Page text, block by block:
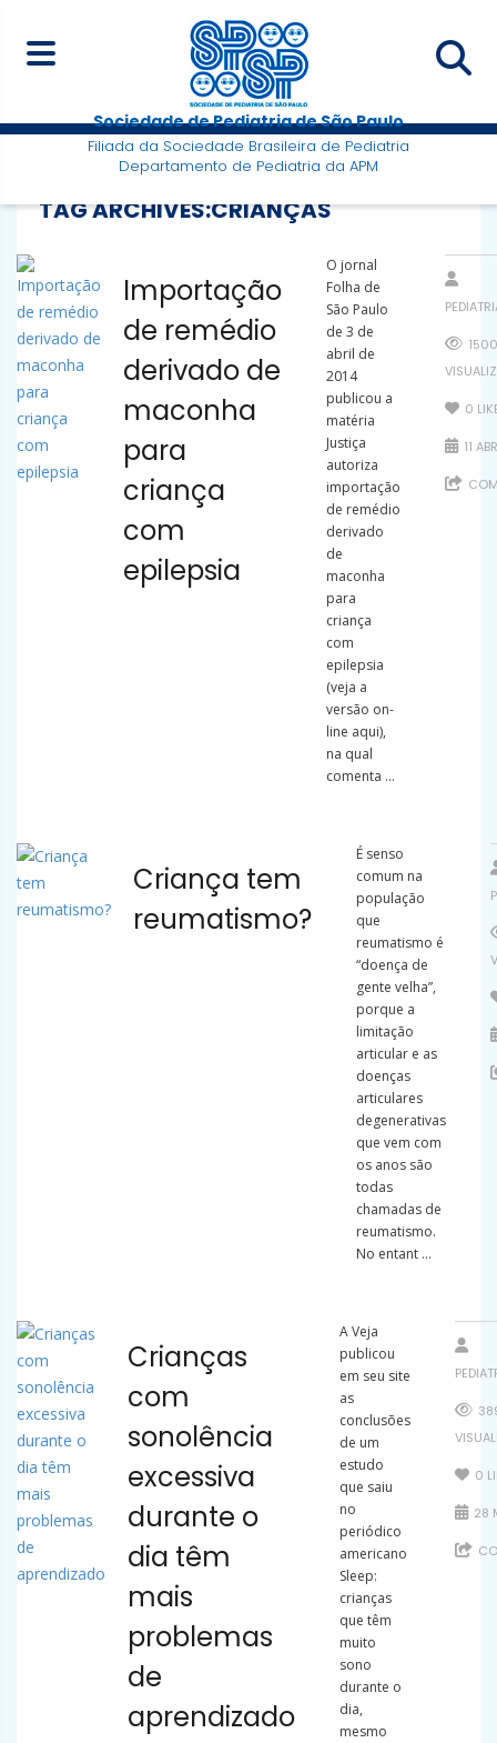
Sociedade de Pediatria de São Paulo
Filiada da Sociedade Brasileira de Pediatria
Departamento de Pediatria da APM
TAG ARCHIVES:CRIANÇAS
Importação
de remédio
derivado de
maconha
para
criança
com
epilepsia
O jornal
Folha de
São Paulo
de 3 de
abril de
2014
publicou a
matéria
Justiça
autoriza
importação
de remédio
derivado
de
maconha
para
criança
com
epilepsia
(veja a
versão on-
line aqui),
na qual
comenta ...
1500
0
11
Criança tem
reumatismo?
É senso
comum na
população
que
reumatismo é
“doença de
gente velha”,
porque a
limitação
articular e as
doenças
articulares
degenerativas
que vem com
os anos são
todas
chamadas de
reumatismo.
No entant ...
Crianças
com
sonolência
excessiva
durante o
dia têm
mais
problemas
de
aprendizado
A Veja
publicou
em seu site
as
conclusões
de um
estudo
que saiu
no
periódico
americano
Sleep:
crianças
que têm
muito
sono
durante o
dia,
mesmo
0
28